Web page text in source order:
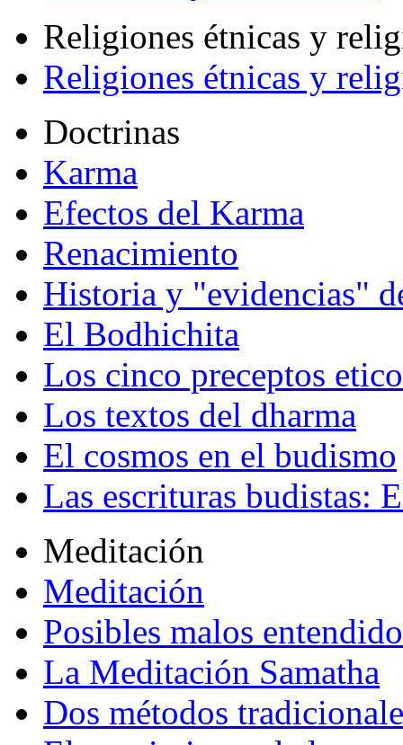
Religiones étnicas y
Religiones étnicas y
Doctrinas
Karma
Efectos del Karma
Renacimiento
Historia y "evidencias"
El Bodhichita
Los cinco preceptos
Los textos del dharma
El cosmos en el budismo
Las escrituras budistas:
Meditación
Meditación
Posibles malos
La Meditación Samatha
Dos métodos